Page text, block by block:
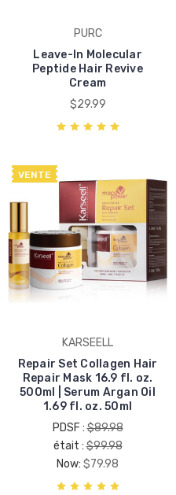
PURC
Leave-In Molecular
Peptide Hair Revive
Cream
$29.99
VENTE
KARSEELL
Repair Set Collagen Hair
Repair Mask 16.9 fl. oz.
500ml | Serum Argan Oil
1.69 fl. oz. 50ml
PDSF :$89.98
était :$99.98
Now: $79.98